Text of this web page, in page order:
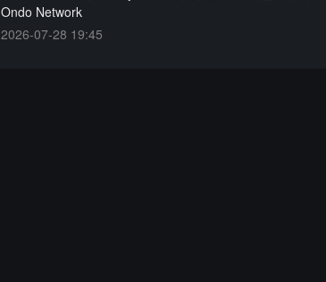
Ondo Network
2026-07-28 19:45